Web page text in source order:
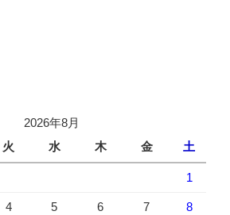
2026年8月
火 水 木 金 土
1
4 5 6 7 8